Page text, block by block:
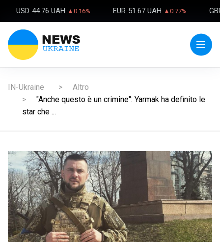
USD 44.76 UAH ▲0.16% EUR 51.67 UAH ▲0.77%
IN-Ukraine
Altro
"Anche questo è un crimine": Yarmak ha definito le
star che ...